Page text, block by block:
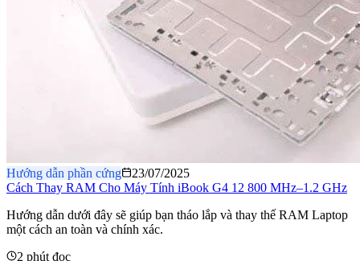
Hướng dẫn phần cứng
23/07/2025
Cách Thay RAM Cho Máy Tính iBook G4 12 800 MHz–1.2 GHz
Hướng dẫn dưới đây sẽ giúp bạn tháo lắp và thay thế RAM Laptop
một cách an toàn và chính xác.
2 phút đọc